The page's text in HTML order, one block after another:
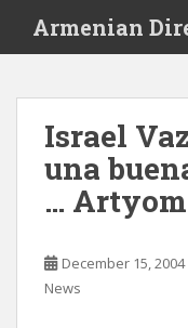
i
Armenian
Israel
una
…
December 15, 2004
News